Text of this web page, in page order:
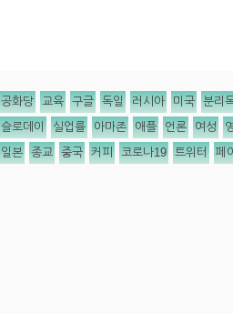
공화당 교육 구글 독일 러시아 미국 분리
슬로데이 실업률 아마존 애플 언론 여성
일본 종교 중국 커피 코로나19 트위터 페